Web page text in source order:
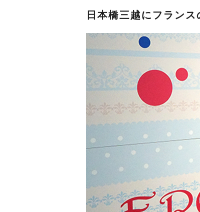
日本橋三越にフラン